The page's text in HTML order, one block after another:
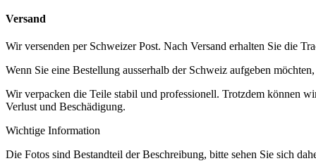
Versand
Wir versenden per Schweizer Post. Nach Versand erhalten Sie die
Wenn Sie eine Bestellung ausserhalb der Schweiz aufgeben
Wir verpacken die Teile stabil und professionell. Trotzdem können
Verlust und Beschädigung.
Wichtige Information
Die Fotos sind Bestandteil der Beschreibung, bitte sehen Sie sich